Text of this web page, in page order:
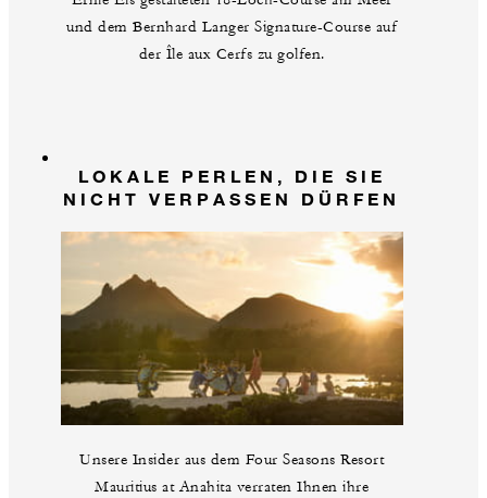
und dem Bernhard Langer Signature-Course auf
der Île aux Cerfs zu golfen.
LOKALE PERLEN, DIE SIE
NICHT VERPASSEN DÜRFEN
Unsere Insider aus dem Four Seasons Resort
Mauritius at Anahita verraten Ihnen ihre